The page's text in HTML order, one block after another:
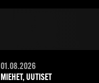
01.08.2026
MIEHET, UUTISET